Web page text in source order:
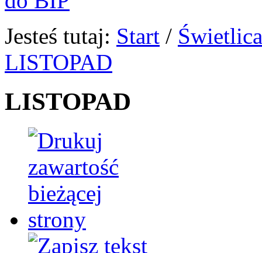
Jesteś tutaj: Start / Świetlica
LISTOPAD
LISTOPAD